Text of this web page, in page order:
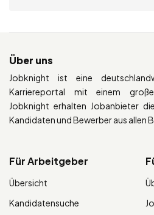
Über uns
Jobknight ist eine
Karriereportal mit einem
Jobknight erhalten Jobanbieter
Kandidaten und Bewerber aus allen
Für Arbeitgeber
Übersicht
Kandidatensuche